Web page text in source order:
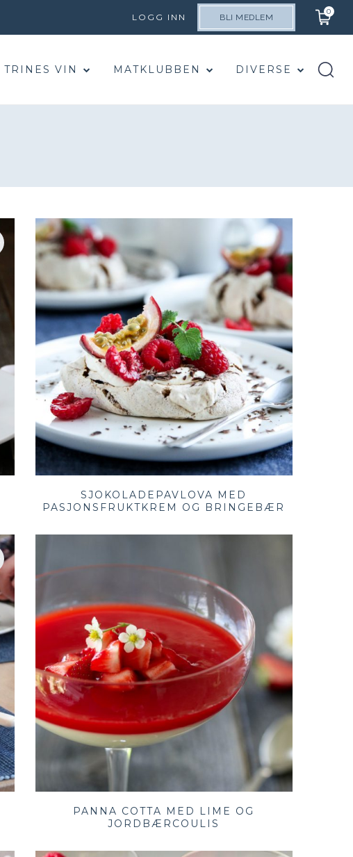
LOGG INN BLI MEDLEM
0
TRINES VIN MATKLUBBEN DIVERSE
SJOKOLADEPAVLOVA MED
PASJONSFRUKTKREM OG BRINGEBÆR
PANNA COTTA MED LIME OG
JORDBÆRCOULIS